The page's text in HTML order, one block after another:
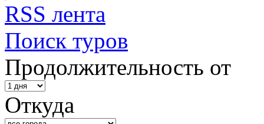
RSS лента
Поиск туров
Продолжительность от
Откуда